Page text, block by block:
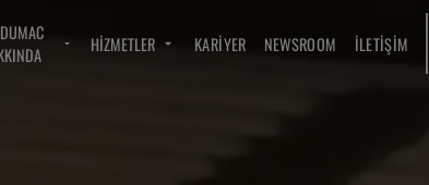
HIZMETLER KARIYER NEWSROOM İLETIŞIM